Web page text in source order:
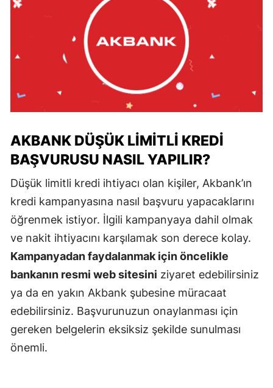
AKBANK DÜŞÜK LIMITLI KREDI
BAŞVURUSU NASIL YAPILIR?
Düşük limitli kredi ihtiyacı olan kişiler, Akbank’ın
kredi kampanyasına nasıl başvuru yapacaklarını
öğrenmek istiyor. İlgili kampanyaya dahil olmak
ve nakit ihtiyacını karşılamak son derece kolay.
Kampanyadan faydalanmak için öncelikle
bankanın resmi web sitesini ziyaret edebilirsiniz
ya da en yakın Akbank şubesine müracaat
edebilirsiniz. Başvurunuzun onaylanması için
gereken belgelerin eksiksiz şekilde sunulması
önemli.